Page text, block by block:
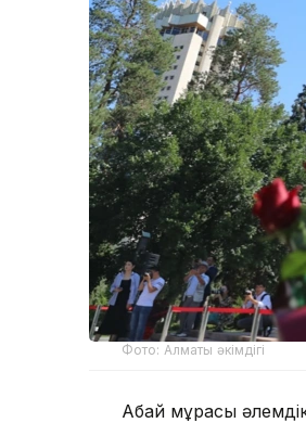
Фото: Алматы әкімдігі
Абай мұрасы